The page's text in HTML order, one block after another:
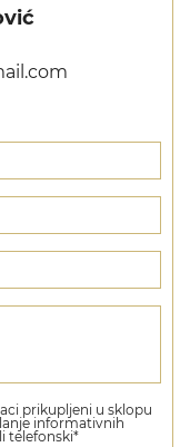
prikupljeni u sklopu
informativnih
telefonski*